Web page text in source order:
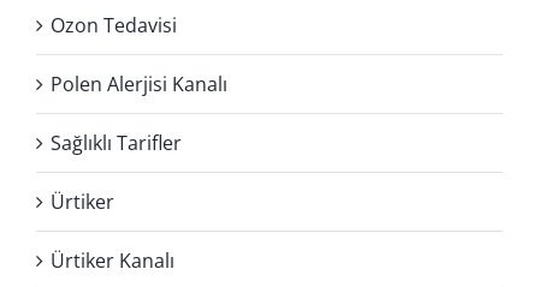
Ozon Tedavisi
Polen Alerjisi Kanalı
Sağlıklı Tarifler
Ürtiker
Ürtiker Kanalı